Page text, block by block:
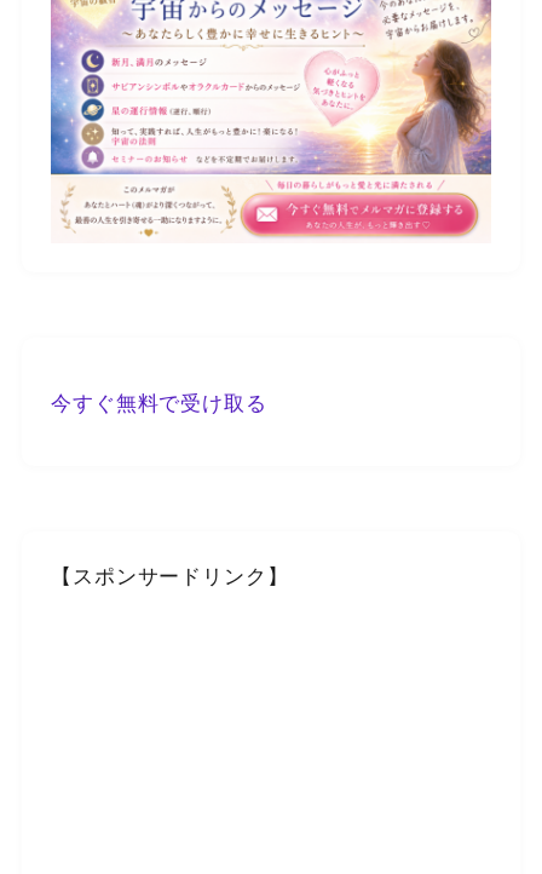
今すぐ無料で受け取る
【スポンサードリンク】